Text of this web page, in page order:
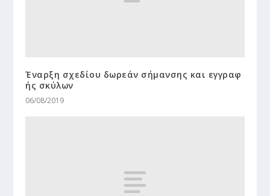
Έναρξη σχεδίου δωρεάν σήμανσης και εγγραφ
ής σκύλων
06/08/2019